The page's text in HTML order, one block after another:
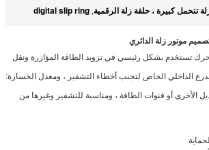
تتحمل كبيرة ، حلقة زلة الرقمية,
digital slip ring
موتور زلة الدائري
تستخدم بشكل رئيسي في تزويد الطاقة المؤازرة ونقل
الداخلي الخاص لتجنب أخطاء التشفير ، ومعدل الخسارة:
الأخرى أو قنوات الطاقة ، ومناسبة للتشفير وغيرها من